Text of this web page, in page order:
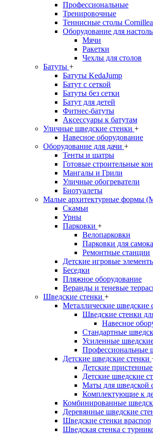
Профессиональные
Тренировочные
Теннисные столы
Оборудование для
Мячи
Ракетки
Чехлы для столов
Батуты +
Батуты KedaJump
Батут с сеткой
Батуты без сетки
Батут для детей
Фитнес-батуты
Аксессуары к батутам
Уличные шведские стенки +
Навесное оборудование
Оборудование для дачи +
Тенты и шатры
Готовые строительные
Мангалы и Грили
Уличные обогреватели
Биотуалеты
Малые архитектурные формы
Скамьи
Урны
Парковки +
Велопарковки
Парковки для
Ремонтные станции
Детские игровые
Беседки
Пляжное оборудование
Веранды и теневые
Шведские стенки +
Металлические шведские
Шведские стенки
Навесное
Стандартные
Усиленные
Профессиональные
Детские шведские стенки
Детские
Детские шведские
Маты для шведской
Комплектующие к
Комбинированные
Деревянные шведские
Шведские стенки враспор
Шведская стенка с